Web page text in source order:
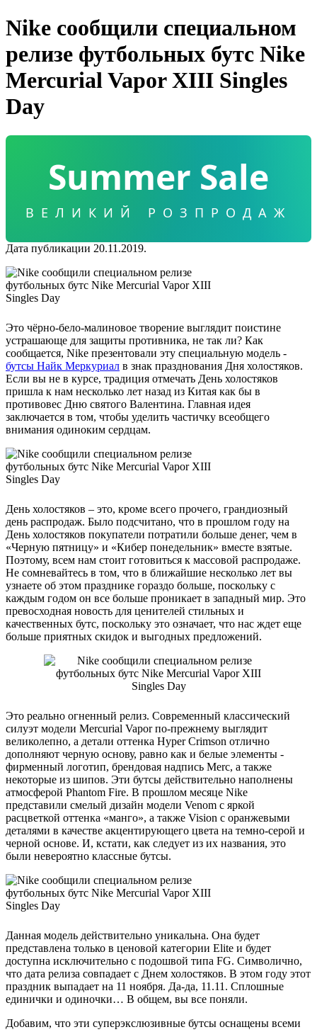
Nike сообщили специальном
релизе футбольных бутс Nike
Mercurial Vapor XIII Singles
Day
Summer Sale
ВЕЛИКИЙ РОЗПРОДАЖ
Дата публикации 20.11.2019.
Это чёрно-бело-малиновое творение выглядит поистине
устрашающе для защиты противника, не так ли? Как
сообщается, Nike презентовали эту специальную модель -
бутсы Найк Меркуриал в знак празднования Дня холостяков.
Если вы не в курсе, традиция отмечать День холостяков
пришла к нам несколько лет назад из Китая как бы в
противовес Дню святого Валентина. Главная идея
заключается в том, чтобы уделить частичку всеобщего
внимания одиноким сердцам.
День холостяков – это, кроме всего прочего, грандиозный
день распродаж. Было подсчитано, что в прошлом году на
День холостяков покупатели потратили больше денег, чем в
«Черную пятницу» и «Кибер понедельник» вместе взятые.
Поэтому, всем нам стоит готовиться к массовой распродаже.
Не сомневайтесь в том, что в ближайшие несколько лет вы
узнаете об этом празднике гораздо больше, поскольку с
каждым годом он все больше проникает в западный мир. Это
превосходная новость для ценителей стильных и
качественных бутс, поскольку это означает, что нас ждет еще
больше приятных скидок и выгодных предложений.
Это реально огненный релиз. Современный классический
силуэт модели Mercurial Vapor по-прежнему выглядит
великолепно, а детали оттенка Hyper Crimson отлично
дополняют черную основу, равно как и белые элементы -
фирменный логотип, брендовая надпись Merc, а также
некоторые из шипов. Эти бутсы действительно наполнены
атмосферой Phantom Fire. В прошлом месяце Nike
представили смелый дизайн модели Venom с яркой
расцветкой оттенка «манго», а также Vision с оранжевыми
деталями в качестве акцентирующего цвета на темно-серой и
черной основе. И, кстати, как следует из их названия, это
были невероятно классные бутсы.
Данная модель действительно уникальна. Она будет
представлена только в ценовой категории Elite и будет
доступна исключительно с подошвой типа FG. Символично,
что дата релиза совпадает с Днем холостяков. В этом году этот
праздник выпадает на 11 ноября. Да-да, 11.11. Сплошные
единички и одиночки… В общем, вы все поняли.
Добавим, что эти суперэкслюзивные бутсы оснащены всеми